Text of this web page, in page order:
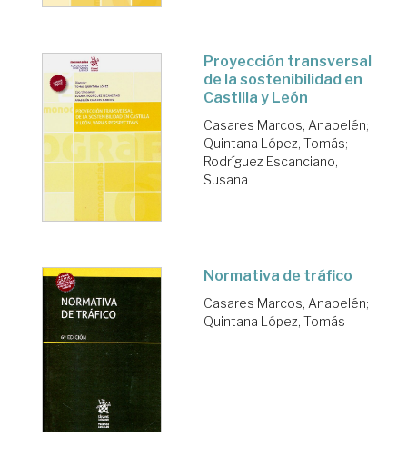
Proyección transversal
de la sostenibilidad en
Castilla y León
Casares Marcos, Anabelén;
Quintana López, Tomás;
Rodríguez Escanciano,
Susana
Normativa de tráfico
Casares Marcos, Anabelén;
Quintana López, Tomás